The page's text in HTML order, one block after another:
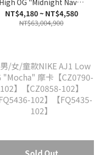
High OG "Midnight Navy"
午夜藍【FD1437-401】
【DZ5485-401】
NT$4,180 ~ NT$4,580
NT$63,004,900